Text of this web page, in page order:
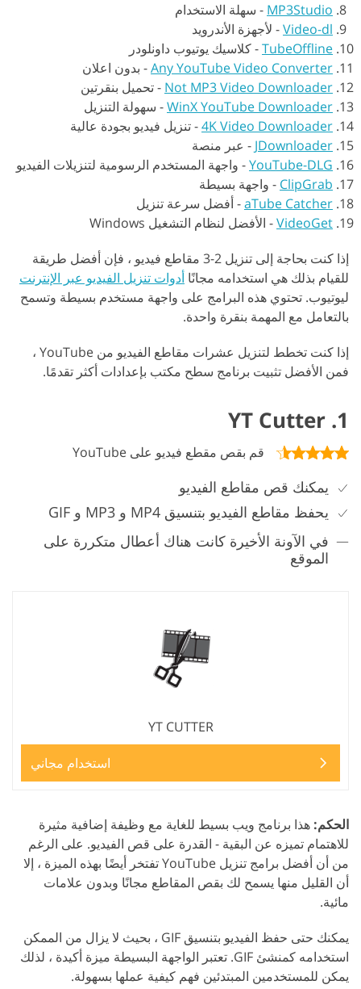
MP3Studio
- سهلة الاستخدام
Video-dl
- لأجهزة الأندرويد
TubeOffline
-كلاسيك يوتيوب داونلودر
Any YouTube Video Converter
- بدون اعلان
Not MP3 Video Downloader
-تحميل بنقرتين
WinX YouTube Downloader
- سهولة التنزيل
4K Video Downloader
-تنزيل فيديو بجودة عالية
JDownloader
- عبر منصة
YouTube-DLG
- واجهة المستخدم الرسومية لتنزيلات الفيديو
ClipGrab
- واجهة بسيطة
aTube Catcher
-أفضل سرعة تنزيل
VideoGet
- الأفضل لنظام التشغيل Windows
إذا كنت بحاجة إلى تنزيل 2-3 مقاطع فيديو ، فإن أفضل طريقة
للقيام بذلك هي استخدامه مجانًا أدوات تنزيل الفيديو عبر الإنترنت
ليوتيوب. تحتوي هذه البرامج على واجهة مستخدم بسيطة وتسمح
بالتعامل مع المهمة بنقرة واحدة.
إذا كنت تخطط لتنزيل عشرات مقاطع الفيديو من YouTube ،
فمن الأفضل تثبيت برنامج سطح مكتب بإعدادات أكثر تقدمًا.
1. YT Cutter
قم بقص مقطع فيديو على YouTube
يمكنك قص مقاطع الفيديو
يحفظ مقاطع الفيديو بتنسيق MP4 و MP3 و GIF
في الآونة الأخيرة كانت هناك أعطال متكررة على
الموقع
YT CUTTER
استخدام مجاني
الحكم: هذا برنامج ويب بسيط للغاية مع وظيفة إضافية مثيرة
للاهتمام تميزه عن البقية - القدرة على قص الفيديو. على الرغم
من أن أفضل برامج تنزيل YouTube تفتخر أيضًا بهذه الميزة ، إلا
أن القليل منها يسمح لك بقص المقاطع مجانًا وبدون علامات
مائية.
يمكنك حتى حفظ الفيديو بتنسيق GIF ، بحيث لا يزال من الممكن
استخدامه كمنشئ GIF. تعتبر الواجهة البسيطة ميزة أكيدة ، لذلك
يمكن للمستخدمين المبتدئين فهم كيفية عملها بسهولة.